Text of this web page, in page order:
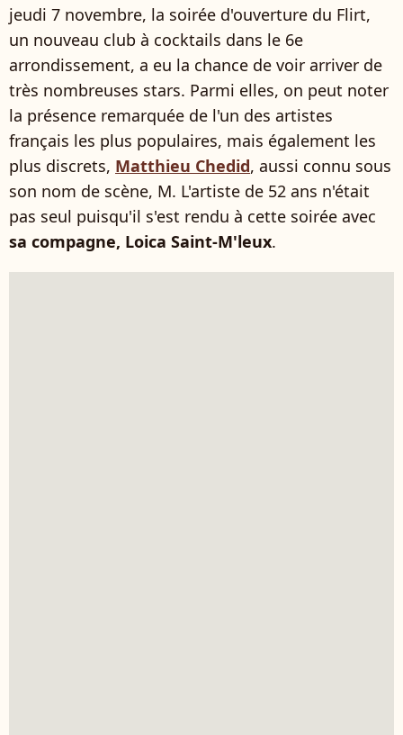
jeudi 7 novembre, la soirée d'ouverture du Flirt,
un nouveau club à cocktails dans le 6e
arrondissement, a eu la chance de voir arriver de
très nombreuses stars. Parmi elles, on peut noter
la présence remarquée de l'un des artistes
français les plus populaires, mais également les
plus discrets, Matthieu Chedid, aussi connu sous
son nom de scène, M. L'artiste de 52 ans n'était
pas seul puisqu'il s'est rendu à cette soirée avec
sa compagne, Loica Saint-M'leux.